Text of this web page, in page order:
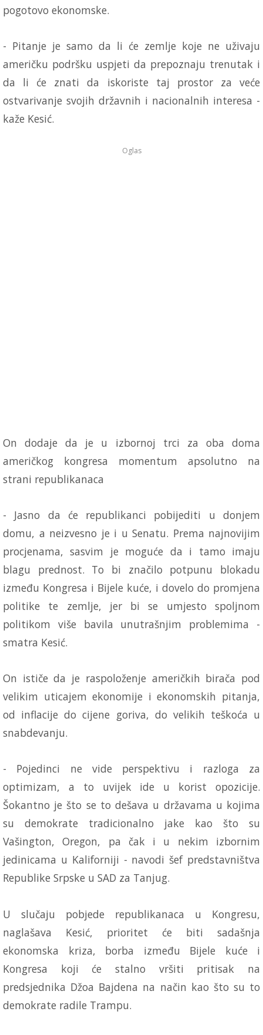
pogotovo ekonomske.
- Pitanje je samo da li će zemlje koje ne uživaju
američku podršku uspjeti da prepoznaju trenutak i
da li će znati da iskoriste taj prostor za veće
ostvarivanje svojih državnih i nacionalnih interesa -
kaže Kesić.
Oglas
On dodaje da je u izbornoj trci za oba doma
američkog kongresa momentum apsolutno na
strani republikanaca
- Jasno da će republikanci pobijediti u donjem
domu, a neizvesno je i u Senatu. Prema najnovijim
procjenama, sasvim je moguće da i tamo imaju
blagu prednost. To bi značilo potpunu blokadu
između Kongresa i Bijele kuće, i dovelo do promjena
politike te zemlje, jer bi se umjesto spoljnom
politikom više bavila unutrašnjim problemima -
smatra Kesić.
On ističe da je raspoloženje američkih birača pod
velikim uticajem ekonomije i ekonomskih pitanja,
od inflacije do cijene goriva, do velikih teškoća u
snabdevanju.
- Pojedinci ne vide perspektivu i razloga za
optimizam, a to uvijek ide u korist opozicije.
Šokantno je što se to dešava u državama u kojima
su demokrate tradicionalno jake kao što su
Vašington, Oregon, pa čak i u nekim izbornim
jedinicama u Kaliforniji - navodi šef predstavništva
Republike Srpske u SAD za Tanjug.
U slučaju pobjede republikanaca u Kongresu,
naglašava Kesić, prioritet će biti sadašnja
ekonomska kriza, borba između Bijele kuće i
Kongresa koji će stalno vršiti pritisak na
predsjednika Džoa Bajdena na način kao što su to
demokrate radile Trampu.